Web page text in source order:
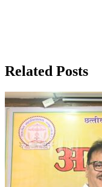
Related Posts